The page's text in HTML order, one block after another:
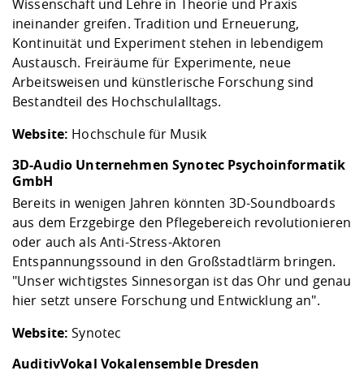
Wissenschaft und Lehre in Theorie und Praxis
ineinander greifen. Tradition und Erneuerung,
Kontinuität und Experiment stehen in lebendigem
Austausch. Freiräume für Experimente, neue
Arbeitsweisen und künstlerische Forschung sind
Bestandteil des Hochschulalltags.
Website: Hochschule für Musik
3D-Audio Unternehmen Synotec Psychoinformatik
GmbH
Bereits in wenigen Jahren könnten 3D-Soundboards
aus dem Erzgebirge den Pflegebereich revolutionieren
oder auch als Anti-Stress-Aktoren
Entspannungssound in den Großstadtlärm bringen.
"Unser wichtigstes Sinnesorgan ist das Ohr und genau
hier setzt unsere Forschung und Entwicklung an".
Website:Synotec
AuditivVokal Vokalensemble Dresden